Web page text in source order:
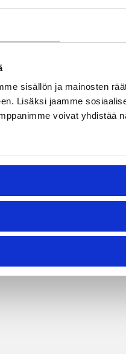
sisällön ja mainosten
Lisäksi jaamme
voivat yhdistää